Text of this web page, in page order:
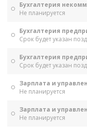
Бухгалтерия
Не планируется
Бухгалтерия
Срок будет указан
Бухгалтерия
Срок будет указан
Зарплата и
Не планируется
Зарплата и
Не планируется